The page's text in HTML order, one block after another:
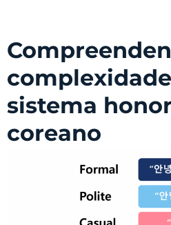
sistema
coreano